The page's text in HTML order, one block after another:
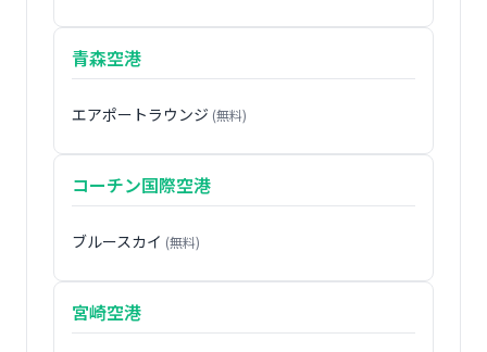
青森空港
エアポートラウンジ (無料)
コーチン国際空港
ブルースカイ (無料)
宮崎空港